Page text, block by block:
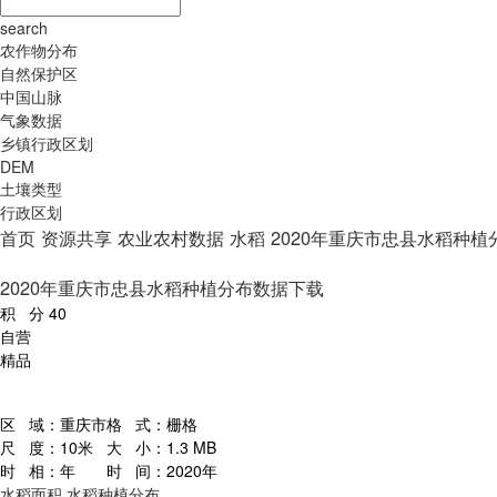
search
农作物分布
自然保护区
中国山脉
气象数据
乡镇行政区划
DEM
土壤类型
行政区划
首页 资源共享 农业农村数据 水稻 2020年重庆市忠县水稻种植
2020年重庆市忠县水稻种植分布数据下载
积 分 40
自营
精品
区 域： 重庆市格 式： 栅格
尺 度： 10米 大 小： 1.3 MB
时 相： 年 时 间： 2020年